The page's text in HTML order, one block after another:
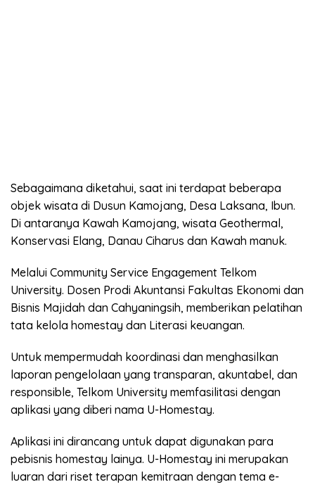
Sebagaimana diketahui, saat ini terdapat beberapa
objek wisata di Dusun Kamojang, Desa Laksana, Ibun.
Di antaranya Kawah Kamojang, wisata Geothermal,
Konservasi Elang, Danau Ciharus dan Kawah manuk.
Melalui Community Service Engagement Telkom
University. Dosen Prodi Akuntansi Fakultas Ekonomi dan
Bisnis Majidah dan Cahyaningsih, memberikan pelatihan
tata kelola homestay dan Literasi keuangan.
Untuk mempermudah koordinasi dan menghasilkan
laporan pengelolaan yang transparan, akuntabel, dan
responsible, Telkom University memfasilitasi dengan
aplikasi yang diberi nama U-Homestay.
Aplikasi ini dirancang untuk dapat digunakan para
pebisnis homestay lainya. U-Homestay ini merupakan
luaran dari riset terapan kemitraan dengan tema e-